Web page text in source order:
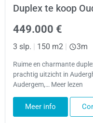
Duplex te koop
449.000 €
3 slp. | 150 m2 | 3m
Ruime en charmante
prachtig uitzicht in
Audergem,… Meer lezen
Meer info